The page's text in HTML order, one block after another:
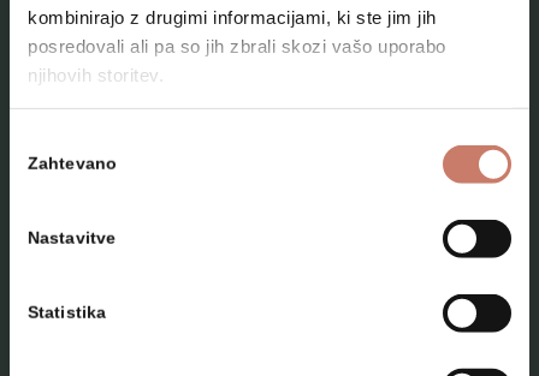
kombinirajo z drugimi informacijami, ki ste jim jih
posredovali ali pa so jih zbrali skozi vašo uporabo
njihovih storitev.
soglasja
Zahtevano
Nastavitve
Statistika